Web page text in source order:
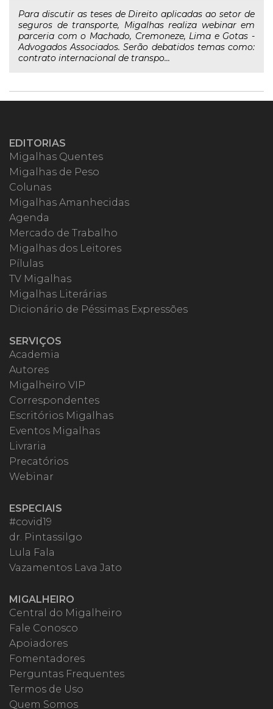
Para discutir as teses de Direito aplicadas ao setor de
seguros de transporte, Migalhas realiza webinar em
parceria com o Machado, Cremoneze, Lima e Gotas -
Advogados Associados. Serão debatidos temas como:
contrato internacional de transpo...
EDITORIAS
Migalhas Quentes
Migalhas de Peso
Colunas
Migalhas Amanhecidas
Agenda
Mercado de Trabalho
Migalhas dos Leitores
Pílulas
TV Migalhas
Migalhas Literárias
Dicionário de Péssimas Expressões
SERVIÇOS
Academia
Autores
Migalheiro VIP
Correspondentes
Escritórios Migalhas
Eventos Migalhas
Livraria
Precatórios
Webinar
ESPECIAIS
#covid19
dr. Pintassilgo
Lula Fala
Vazamentos Lava Jato
MIGALHEIRO
Central do Migalheiro
Fale Conosco
Apoiadores
Fomentadores
Perguntas Frequentes
Termos de Uso
Quem Somos